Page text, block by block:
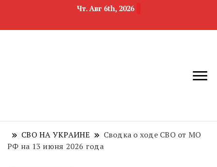
Чт. Авг 6th, 2026
область
недвижимости
СВО НА УКРАИНЕ
Сводка о ходе СВО от МО
РФ на 13 июня 2026 года